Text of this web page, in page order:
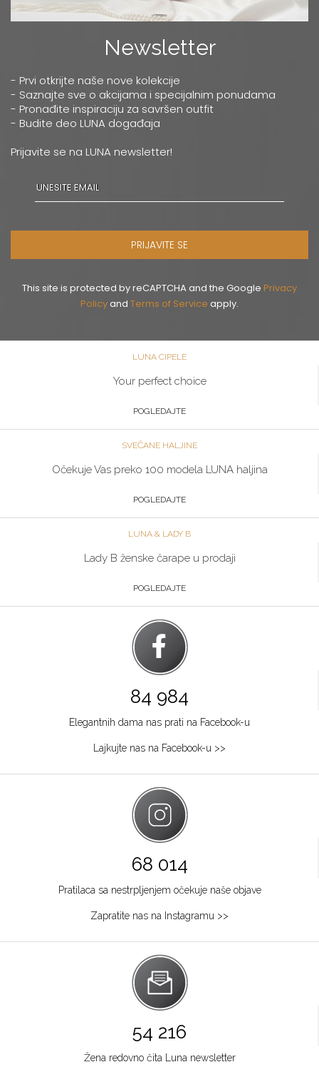
Newsletter
- Prvi otkrijte naše nove kolekcije
- Saznajte sve o akcijama i specijalnim ponudama
- Pronađite inspiraciju za savršen outfit
- Budite deo LUNA događaja
Prijavite se na LUNA newsletter!
PRIJAVITE SE
This site is protected by reCAPTCHA and the Google Privacy
Policyand Terms of Service apply.
LUNA CIPELE
Your perfect choice
POGLEDAJTE
SVEČANE HALJINE
Očekuje Vas preko 100 modela LUNA haljina
POGLEDAJTE
LUNA & LADY B
Lady B ženske čarape u prodaji
POGLEDAJTE
84 984
Elegantnih dama nas prati na Facebook-u
Lajkujte nas na Facebook-u >>
68 014
Pratilaca sa nestrpljenjem očekuje naše objave
Zapratite nas na Instagramu >>
54 216
Žena redovno čita Luna newsletter